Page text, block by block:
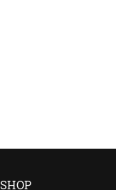
SHOP